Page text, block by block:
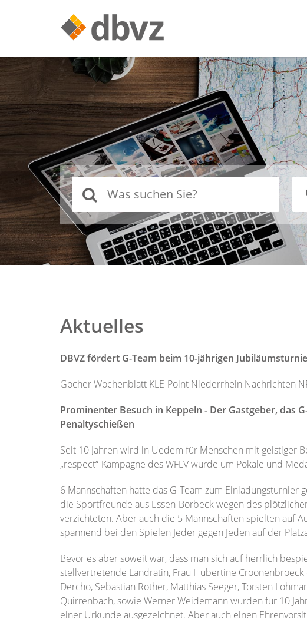
Aktuelles
DBVZ fördert G-Team beim 10-jährigen
Gocher Wochenblatt KLE-Point Niederrhein Nachrichten
Prominenter Besuch in Keppeln - Der Gastgeber, das
Penaltyschießen
Seit 10 Jahren wird in Uedem für Menschen mit geistiger
„respect“-Kampagne des WFLV wurde um Pokale und
6 Mannschaften hatte das G-Team zum Einladungsturnier
die Sportfreunde aus Essen-Borbeck wegen des
verzichteten. Aber auch die 5 Mannschaften spielten auf
spannend bei den Spielen Jeder gegen Jeden auf der
Bevor es aber soweit war, dass man sich auf herrlich
stellvertretende Landrätin, Frau Hubertine
Dercho, Sebastian Rother, Matthias Seeger, Torsten
Quirrenbach, sowie Werner Weidemann wurden für 10
einer Urkunde ausgezeichnet. Aber auch einen